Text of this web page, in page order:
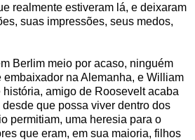
realmente estiveram lá, e deixaram
suas impressões, seus medos,
Berlim meio por acaso, ninguém
embaixador na Alemanha, e William
história, amigo de Roosevelt acaba
que possa viver dentro dos
permitiam, uma heresia para o
que eram, em sua maioria, filhos